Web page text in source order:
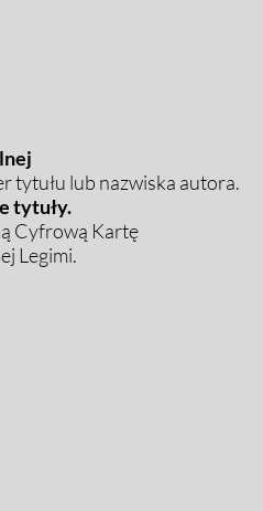
tytułu lub nazwiska autora.
tytuły.
Cyfrową Kartę
Legimi.